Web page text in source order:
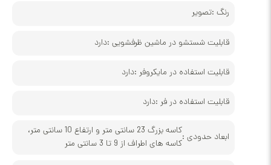
شستشو در ماشین ظرفشویی :دارد
استفاده در مایکروفر :دارد
استفاده در فر :دارد
کاسه بزرگ 23 سانتی متر و ارتفاع 10 سانتی متر،
کاسه های اطراف از 9 تا 3 سانتی متر